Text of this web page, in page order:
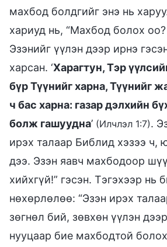
махбод болдгийг энэ нь
хариуд нь, “Махбод болох
Эзэнийг үүлэн дээр ирнэ
харсан. ‘Харагтун, Тэр
бүр Түүнийг харна, Түүнийг
ч бас харна: газар дэлхийн
болж гашуудна’ (Илчлэл 1:7).
ирэх талаар Библид хэзээ ч,
дээ. Эзэн яавч махбодоор
хийхгүй!” гэсэн. Тэгэхээр нь
нөхөрлөлөө: “Эзэн ирэх
зөгнөл бий, зөвхөн үүлэн
нууцаар бие махбодтой